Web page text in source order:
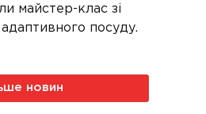
майстер-клас зі
посуду.
новин